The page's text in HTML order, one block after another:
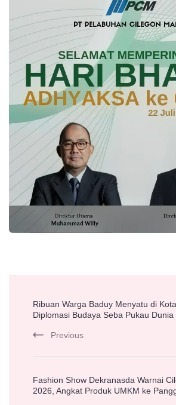
Navigation
Ribuan Warga Baduy Menyatu di
Diplomasi Budaya Seba Pukau Dunia
Previous
Fashion Show Dekranasda Warnai
2026, Angkat Produk UMKM ke